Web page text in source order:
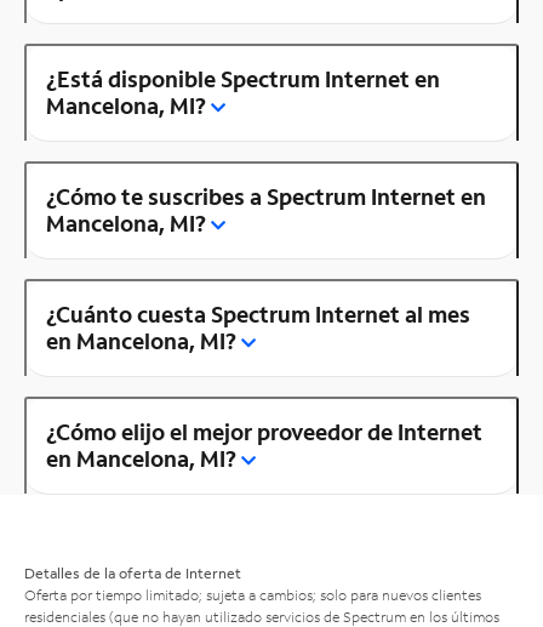
¿Está disponible Spectrum Internet en
Mancelona, MI?
¿Cómo te suscribes a Spectrum Internet en
Mancelona, MI?
¿Cuánto cuesta Spectrum Internet al mes
en Mancelona, MI?
¿Cómo elijo el mejor proveedor de Internet
en Mancelona, MI?
Detalles de la oferta de Internet
Oferta por tiempo limitado; sujeta a cambios; solo para nuevos clientes
residenciales (que no hayan utilizado servicios de Spectrum en los últimos